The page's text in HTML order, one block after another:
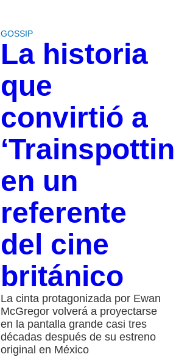
GOSSIP
La historia
que
convirtió a
en un
referente
del cine
británico
La cinta protagonizada por Ewan
McGregor volverá a proyectarse
en la pantalla grande casi tres
décadas después de su estreno
original en México